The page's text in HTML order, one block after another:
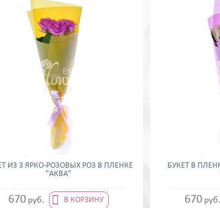
ИЗ 3 ЯРКО-РОЗОВЫХ РОЗ В ПЛЕНКЕ
"АКВА"
670 руб.  В КОРЗИНУ
БУКЕТ В
670 руб.